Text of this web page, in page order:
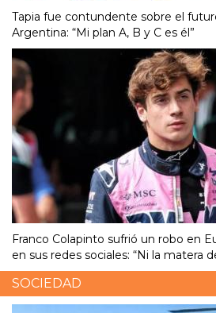
Tapia fue contundente sobre el
Argentina: “Mi plan A, B y C es él”
Franco Colapinto sufrió un robo en
en sus redes sociales: “Ni la matera
SOCIEDAD